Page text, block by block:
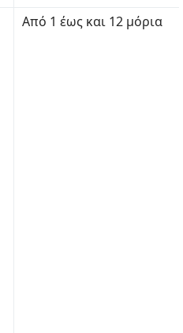
Από 1 έως και 12 μόρια